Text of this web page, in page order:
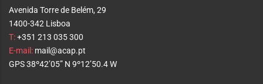
Avenida Torre de Belém, 29
1400-342 Lisboa
T:+351 213 035 300
E-mail: mail@acap.pt
GPS 38º42’05” N 9º12’50.4 W